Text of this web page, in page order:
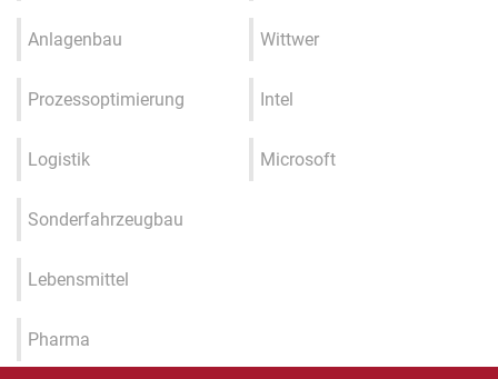
Anlagenbau
Prozessoptimierung
Logistik
Sonderfahrzeugbau
Lebensmittel
Pharma
Wittwer
Intel
Microsoft